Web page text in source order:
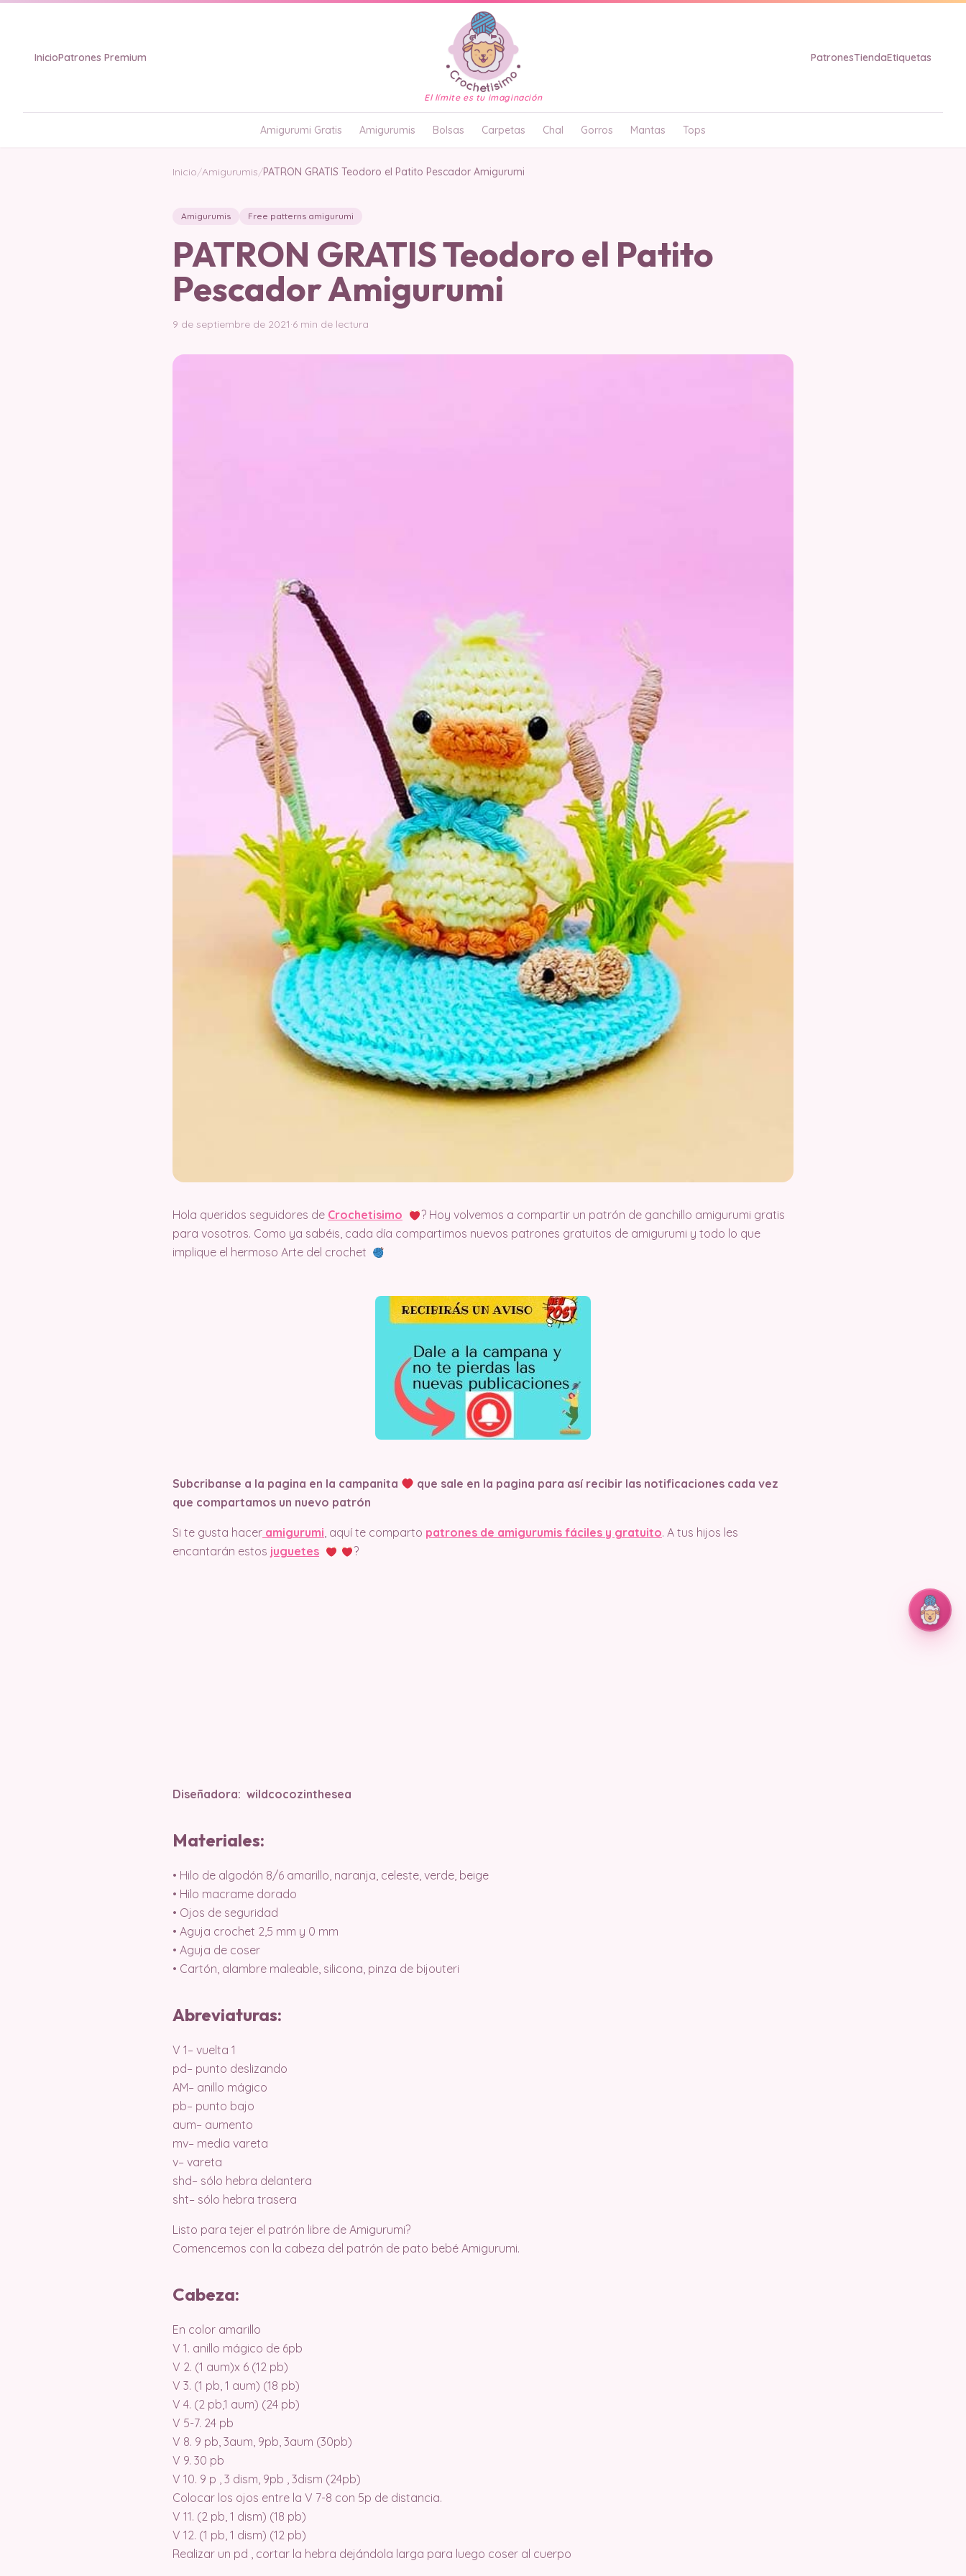
InicioPatrones Premium
El límite es tu imaginación
PatronesTiendaEtiquetas
Amigurumi Gratis Amigurumis Bolsas Carpetas Chal Gorros Mantas Tops
Inicio/Amigurumis/PATRON GRATIS Teodoro el Patito Pescador Amigurumi
Amigurumis Free patterns amigurumi
PATRON GRATIS Teodoro el Patito
Pescador Amigurumi
9 de septiembre de 2021·6 min de lectura
Hola queridos seguidores de Crochetisimo
? Hoy volvemos a compartir un patrón de ganchillo amigurumi gratis
para vosotros. Como ya sabéis, cada día compartimos nuevos patrones gratuitos de amigurumi y todo lo que
implique el hermoso Arte del crochet
Subcribanse a la pagina en la campanita que sale en la pagina para así recibir las notificaciones cada vez
que compartamos un nuevo patrón
Si te gusta hacer amigurumi, aquí te comparto patrones de amigurumis fáciles y gratuito. A tus hijos les
encantarán estos juguetes ?
Diseñadora: wildcocozinthesea
Materiales:
• Hilo de algodón 8/6 amarillo, naranja, celeste, verde, beige
• Hilo macrame dorado
• Ojos de seguridad
• Aguja crochet 2,5 mm y 0 mm
• Aguja de coser
• Cartón, alambre maleable, silicona, pinza de bijouteri
Abreviaturas:
V 1– vuelta 1
pd– punto deslizando
AM– anillo mágico
pb– punto bajo
aum– aumento
mv– media vareta
v– vareta
shd– sólo hebra delantera
sht– sólo hebra trasera
Listo para tejer el patrón libre de Amigurumi?
Comencemos con la cabeza del patrón de pato bebé Amigurumi.
Cabeza:
En color amarillo
V 1. anillo mágico de 6pb
V 2. (1 aum)x 6 (12 pb)
V 3. (1 pb, 1 aum) (18 pb)
V 4. (2 pb,1 aum) (24 pb)
V 5-7. 24 pb
V 8. 9 pb, 3aum, 9pb, 3aum (30pb)
V 9. 30 pb
V 10. 9 p , 3 dism, 9pb , 3dism (24pb)
Colocar los ojos entre la V 7-8 con 5p de distancia.
V 11. (2 pb, 1 dism) (18 pb)
V 12. (1 pb, 1 dism) (12 pb)
Realizar un pd , cortar la hebra dejándola larga para luego coser al cuerpo